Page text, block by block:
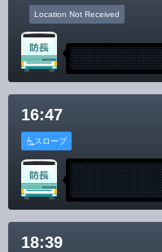
Location Not Received
16:47
スロープ
18:39